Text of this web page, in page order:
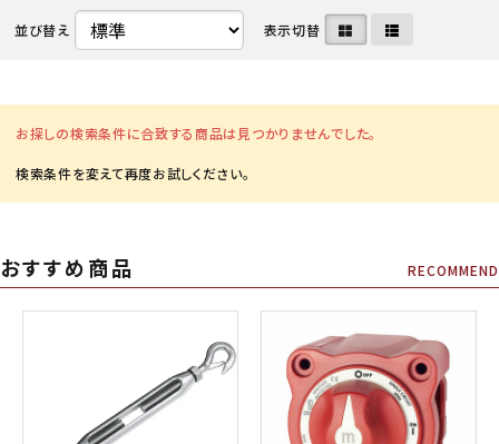
並び替え 表示切替
お探しの検索条件に合致する商品は見つかりませんでした。
おすすめ商品 RECOMMEND